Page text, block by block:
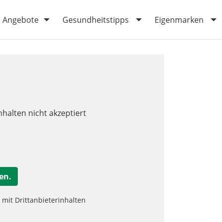
Angebote Gesundheitstipps Eigenmarken
nicht akzeptiert
mit Drittanbieterinhalten